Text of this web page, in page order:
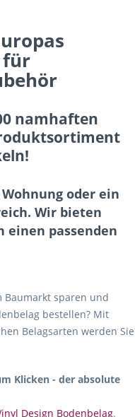
für
namhaften
oder ein
Wir bieten
einen passenden
Baumarkt sparen und
bestellen? Mit
Belagsarten werden Sie
Klicken - der absolute
Design Bodenbelag.